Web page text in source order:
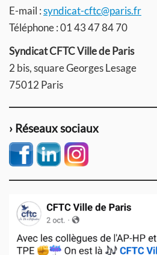
E-mail :syndicat-cftc@paris.fr
Téléphone : 01 43 47 84 70
Syndicat CFTC Ville de Paris
2 bis, square Georges Lesage
75012 Paris
› Réseaux sociaux